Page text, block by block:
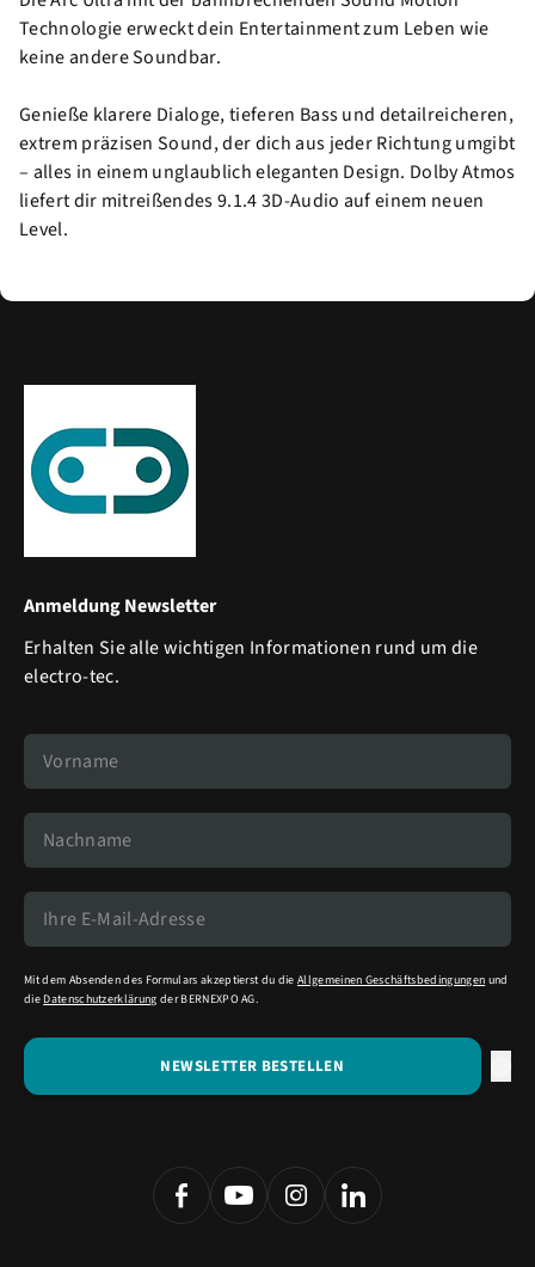
Technologie erweckt dein Entertainment zum Leben wie
keine andere Soundbar.
Genieße klarere Dialoge, tieferen Bass und detailreicheren,
extrem präzisen Sound, der dich aus jeder Richtung umgibt
– alles in einem unglaublich eleganten Design. Dolby Atmos
liefert dir mitreißendes 9.1.4 3D-Audio auf einem neuen
Level.
Anmeldung Newsletter
Erhalten Sie alle wichtigen Informationen rund um die
electro-tec.
Mit dem Absenden des Formulars akzeptierst du dieAllgemeinen Geschäftsbedingungen und
die Datenschutzerklärung der BERNEXPO AG.